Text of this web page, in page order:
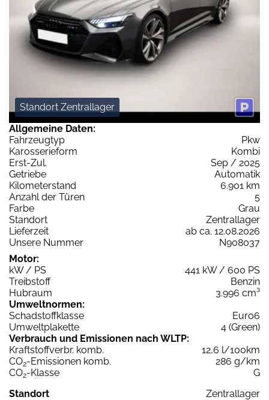
Standort Zentrallager
Allgemeine Daten:
Fahrzeugtyp
Pkw
Karosserieform
Kombi
Erst-Zul.
Sep / 2025
Getriebe
Automatik
Kilometerstand
6.901 km
Anzahl der Türen
5
Farbe
Grau
Standort
Zentrallager
Lieferzeit
ab ca. 12.08.2026
Unsere Nummer
N908037
Motor:
kW / PS
441 kW / 600 PS
Treibstoff
Benzin
Hubraum
3.996 cm³
Umweltnormen:
Schadstoffklasse
Euro6
Umweltplakette
4 (Green)
Verbrauch und Emissionen nach WLTP:
Kraftstoffverbr. komb.
12,6 l/100km
CO2-Emissionen komb.
286 g/km
CO2-Klasse
G
Standort
Zentrallager